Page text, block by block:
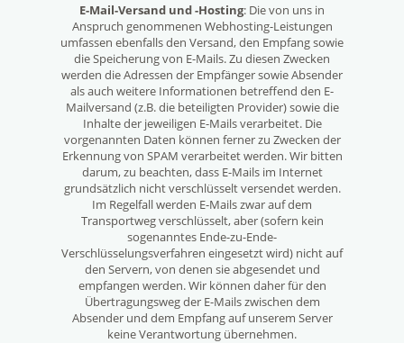
E-Mail-Versand und -Hosting: Die von uns in
Anspruch genommenen Webhosting-Leistungen
umfassen ebenfalls den Versand, den Empfang sowie
die Speicherung von E-Mails. Zu diesen Zwecken
werden die Adressen der Empfänger sowie Absender
als auch weitere Informationen betreffend den E-
Mailversand (z.B. die beteiligten Provider) sowie die
Inhalte der jeweiligen E-Mails verarbeitet. Die
vorgenannten Daten können ferner zu Zwecken der
Erkennung von SPAM verarbeitet werden. Wir bitten
darum, zu beachten, dass E-Mails im Internet
grundsätzlich nicht verschlüsselt versendet werden.
Im Regelfall werden E-Mails zwar auf dem
Transportweg verschlüsselt, aber (sofern kein
sogenanntes Ende-zu-Ende-
Verschlüsselungsverfahren eingesetzt wird) nicht auf
den Servern, von denen sie abgesendet und
empfangen werden. Wir können daher für den
Übertragungsweg der E-Mails zwischen dem
Absender und dem Empfang auf unserem Server
keine Verantwortung übernehmen.